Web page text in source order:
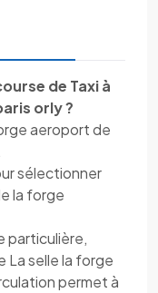
de Taxi à
orly ?
aeroport de
sélectionner
la forge
particulière,
La selle la forge
permet à